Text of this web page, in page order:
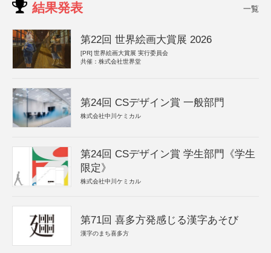
結果発表 一覧
第22回 世界絵画大賞展 2026
[PR] 世界絵画大賞展 実行委員会
共催：株式会社世界堂
第24回 CSデザイン賞 一般部門
株式会社中川ケミカル
第24回 CSデザイン賞 学生部門《学生
限定》
株式会社中川ケミカル
第71回 喜多方発感じる漢字あそび
漢字のまち喜多方